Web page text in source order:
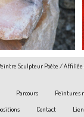
Sculpteur Poète / Affiliée
Parcours Peintures
Contact